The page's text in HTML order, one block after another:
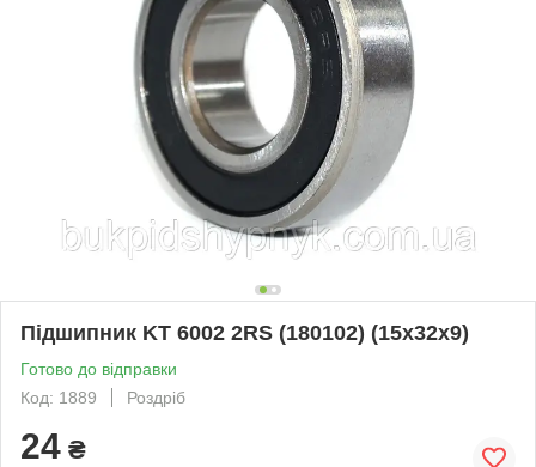
Підшипник KT 6002 2RS (180102) (15x32x9)
Готово до відправки
Код: 1889
Роздріб
24 ₴